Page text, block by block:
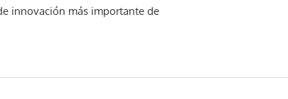
innovación más importante de